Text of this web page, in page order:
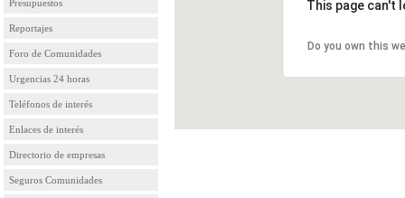
Presupuestos
Reportajes
Foro de Comunidades
Urgencias 24 horas
Teléfonos de interés
Enlaces de interés
Directorio de empresas
Seguros Comunidades
This page can't
Do you own this